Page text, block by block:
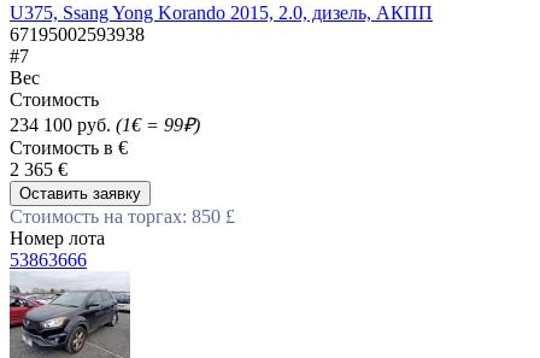
U375, Ssang Yong Korando 2015, 2.0, дизель, АКПП
67195002593938
#7
Вес
Стоимость
234 100 руб. (1€ = 99₽)
Стоимость в €
2 365 €
Оставить заявку
Стоимость на торгах: 850 £
Номер лота
53863666